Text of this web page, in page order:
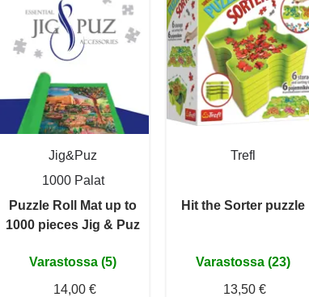
Jig&Puz
1000 Palat
Puzzle Roll Mat up to
1000 pieces Jig & Puz
Varastossa (5)
14,00 €
Trefl
Hit the Sorter puzzle
Varastossa (23)
13,50 €